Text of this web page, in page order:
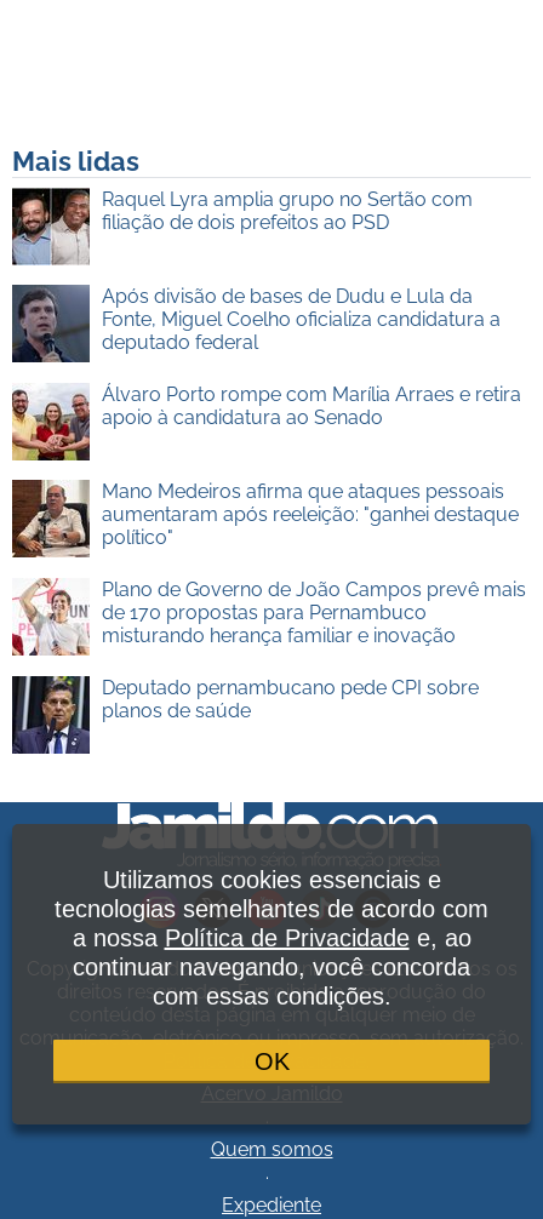
Mais lidas
Raquel Lyra amplia grupo no Sertão com
filiação de dois prefeitos ao PSD
Após divisão de bases de Dudu e Lula da
Fonte, Miguel Coelho oficializa candidatura a
deputado federal
Álvaro Porto rompe com Marília Arraes e retira
apoio à candidatura ao Senado
Mano Medeiros afirma que ataques pessoais
aumentaram após reeleição: "ganhei destaque
político"
Plano de Governo de João Campos prevê mais
de 170 propostas para Pernambuco
misturando herança familiar e inovação
Deputado pernambucano pede CPI sobre
planos de saúde
Copyright Jamildo Melo Comunicações Ltda. Todos os
direitos reservados. É proibida a reprodução do
conteúdo desta página em qualquer meio de
comunicação, eletrônico ou impresso, sem autorização.
Política de Privacidade
Quem somos
.
Expediente
Utilizamos cookies essenciais e
tecnologias semelhantes de acordo com
a nossa Política de Privacidadee, ao
continuar navegando, você concorda
com essas condições.
OK